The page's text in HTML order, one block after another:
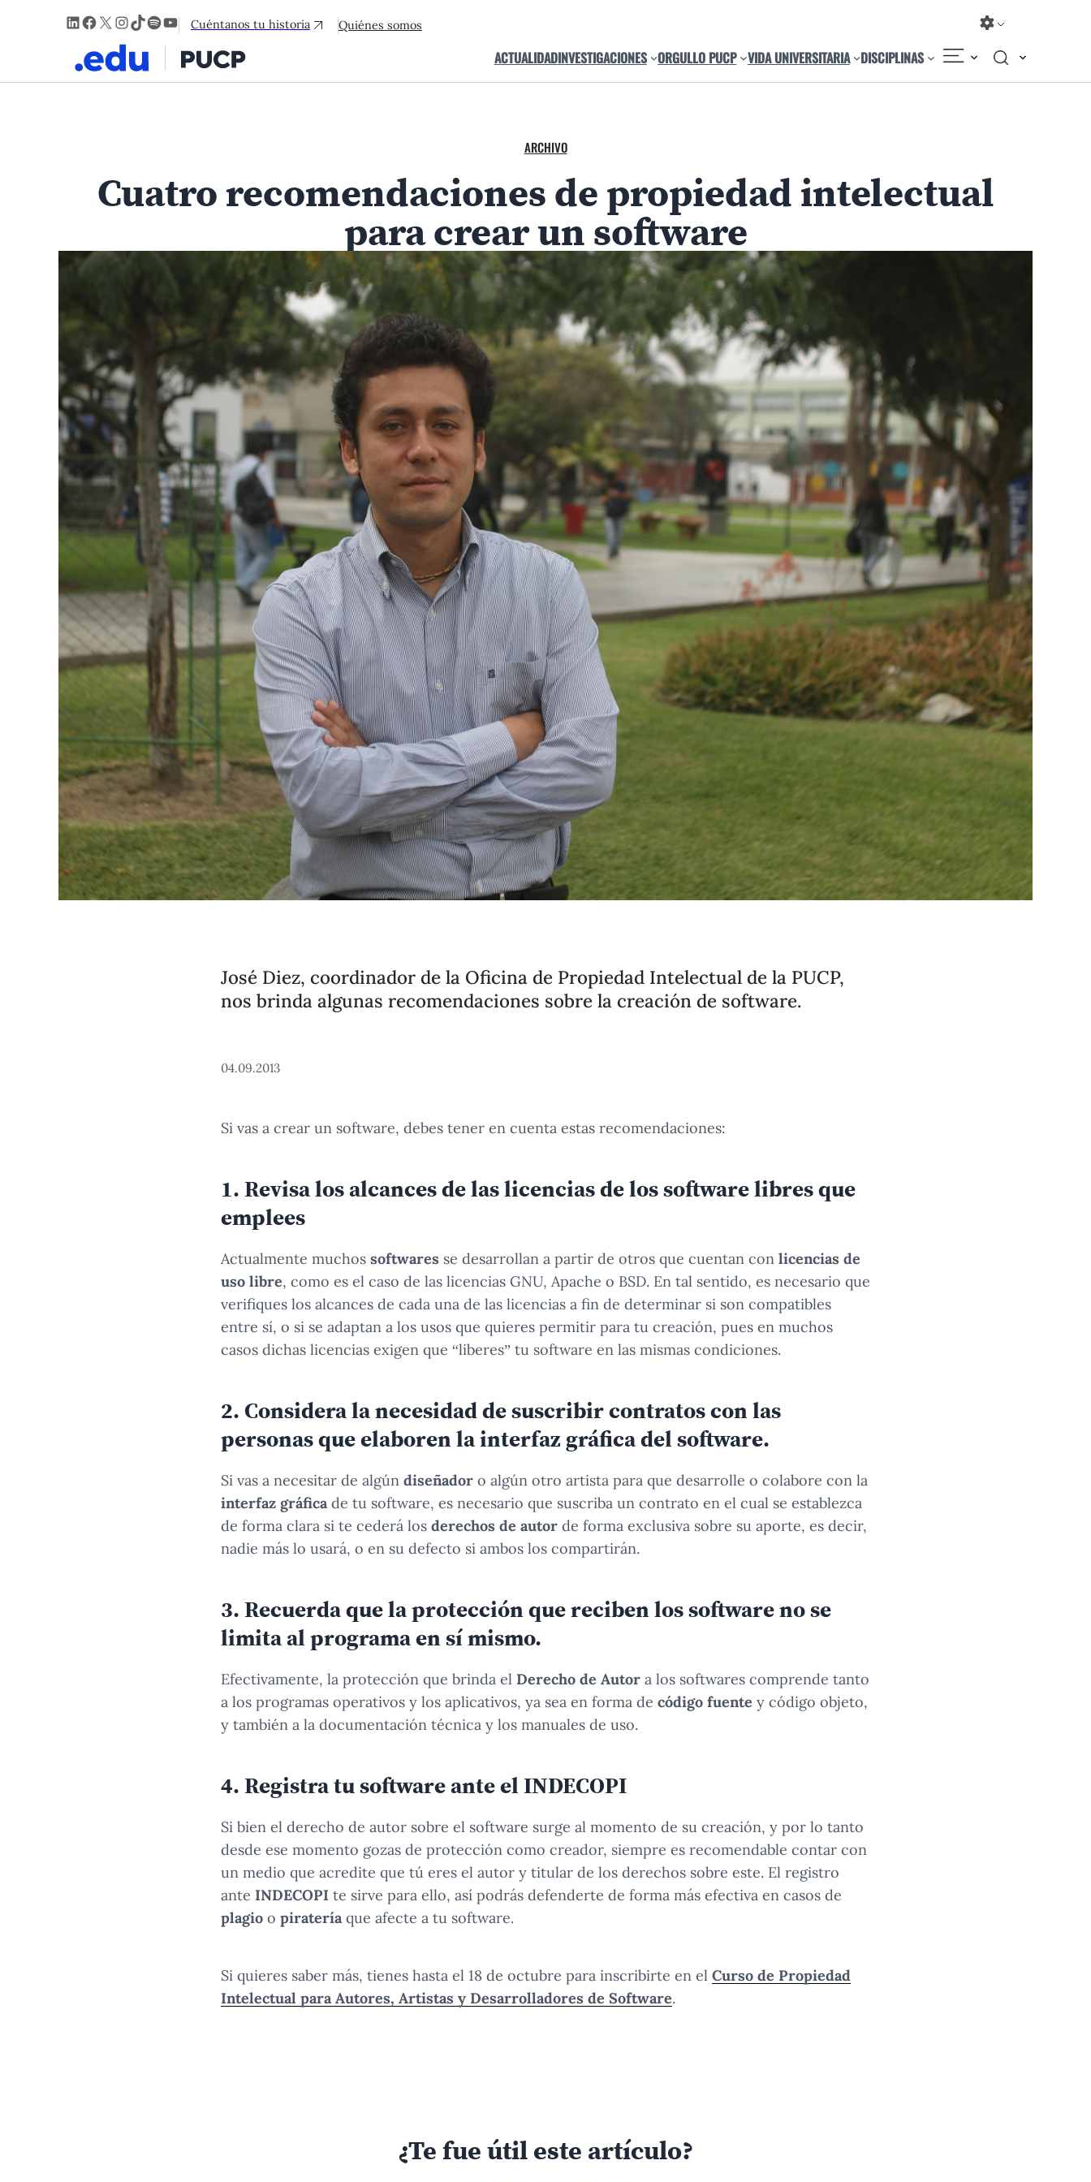
LinkedIn
Facebook
X Instagram
TikTok
Spotify
YouTube
Cuéntanos tu historia Quiénes somos
ACTUALIDADINVESTIGACIONES ORGULLO PUCP VIDA UNIVERSITARIA DISCIPLINAS
ARCHIVO
Cuatro recomendaciones de propiedad intelectual
para crear un software
José Diez, coordinador de la Oficina de Propiedad Intelectual de la PUCP,
nos brinda algunas recomendaciones sobre la creación de software.
04.09.2013
Si vas a crear un software, debes tener en cuenta estas recomendaciones:
1. Revisa los alcances de las licencias de los software libres que
emplees
Actualmente muchos softwares se desarrollan a partir de otros que cuentan con licencias de
uso libre, como es el caso de las licencias GNU, Apache o BSD. En tal sentido, es necesario que
verifiques los alcances de cada una de las licencias a fin de determinar si son compatibles
entre sí, o si se adaptan a los usos que quieres permitir para tu creación, pues en muchos
casos dichas licencias exigen que “liberes” tu software en las mismas condiciones.
2. Considera la necesidad de suscribir contratos con las
personas que elaboren la interfaz gráfica del software.
Si vas a necesitar de algún diseñador o algún otro artista para que desarrolle o colabore con la
interfaz gráficade tu software, es necesario que suscriba un contrato en el cual se establezca
de forma clara si te cederá los derechos de autor de forma exclusiva sobre su aporte, es decir,
nadie más lo usará, o en su defecto si ambos los compartirán.
3. Recuerda que la protección que reciben los software no se
limita al programa en sí mismo.
Efectivamente, la protección que brinda el Derecho de Autor a los softwares comprende tanto
a los programas operativos y los aplicativos, ya sea en forma de código fuente y código objeto,
y también a la documentación técnica y los manuales de uso.
4. Registra tu software ante el INDECOPI
Si bien el derecho de autor sobre el software surge al momento de su creación, y por lo tanto
desde ese momento gozas de protección como creador, siempre es recomendable contar con
un medio que acredite que tú eres el autor y titular de los derechos sobre este. El registro
ante INDECOPI te sirve para ello, así podrás defenderte de forma más efectiva en casos de
plagio o pirateríaque afecte a tu software.
Si quieres saber más, tienes hasta el 18 de octubre para inscribirte en el Curso de Propiedad
Intelectual para Autores, Artistas y Desarrolladores de Software.
¿Te fue útil este artículo?